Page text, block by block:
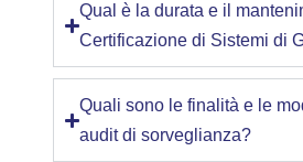
Qual è la durata e il
Certificazione di Sistemi di
Quali sono le finalità e le
audit di sorveglianza?